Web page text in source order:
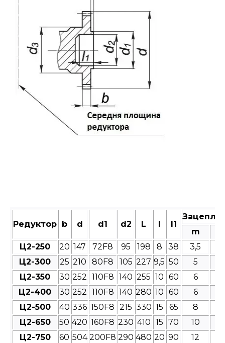
Редуктор b d d1 d2 L l1
m
Ц2-250
20 147 72F8 95 198 8 38 3,5
Ц2-300
25 210 80F8 105 227 9,5 50 5
Ц2-350
30 252 110F8 140 255 10 60 6
Ц2-400
30 252 110F8 140 280 10 60 6
Ц2-500
40 336 150F8 215 330 15 65 8
Ц2-650
50 420 160F8 230 410 15 70 10
Ц2-750
60 504 200F8 290 480 20 90 12